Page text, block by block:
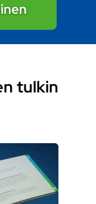
tulkin